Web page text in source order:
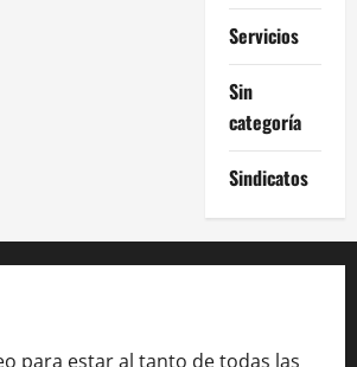
Servicios
Sin
categoría
Sindicatos
para estar al tanto de todas las